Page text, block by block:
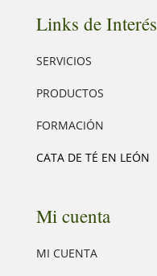
Links de Interés
SERVICIOS
PRODUCTOS
FORMACIÓN
CATA DE TÉ EN LEÓN
Mi cuenta
MI CUENTA